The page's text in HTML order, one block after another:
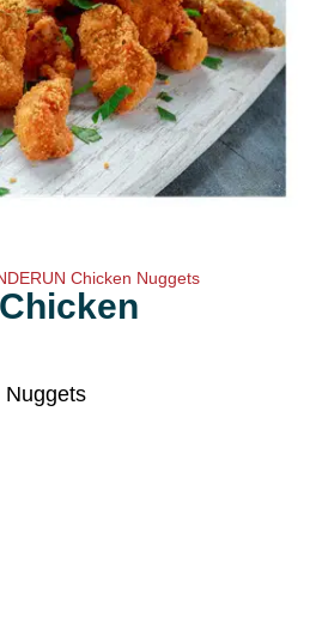
Chicken Nuggets
Nuggets